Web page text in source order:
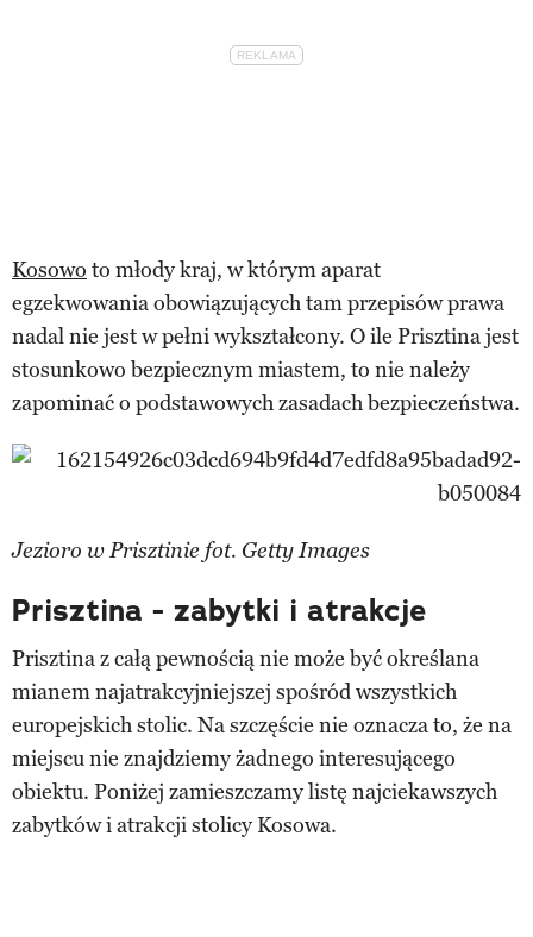
Kosowo to młody kraj, w którym aparat
egzekwowania obowiązujących tam przepisów prawa
nadal nie jest w pełni wykształcony. O ile Prisztina jest
stosunkowo bezpiecznym miastem, to nie należy
zapominać o podstawowych zasadach bezpieczeństwa.
Jezioro w Prisztinie fot. Getty Images
Prisztina - zabytki i atrakcje
Prisztina z całą pewnością nie może być określana
mianem najatrakcyjniejszej spośród wszystkich
europejskich stolic. Na szczęście nie oznacza to, że na
miejscu nie znajdziemy żadnego interesującego
obiektu. Poniżej zamieszczamy listę najciekawszych
zabytków i atrakcji stolicy Kosowa.